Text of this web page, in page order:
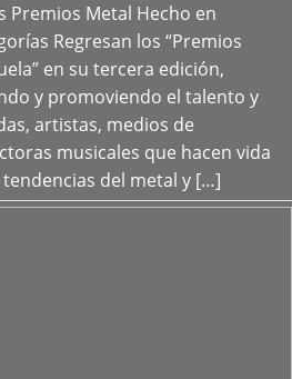
Premios Metal Hecho en
Regresan los “Premios
en su tercera edición,
y promoviendo el talento y
artistas, medios de
musicales que hacen vida
del metal y […]
+